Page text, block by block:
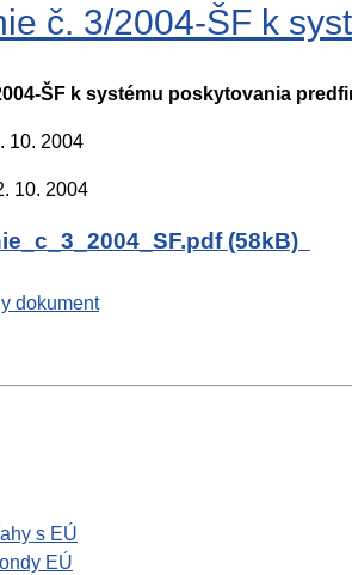
č. 3/2004-ŠF k
ŠF k systému poskytovania
10. 2004
10. 2004
(58kB)
dokument
s EÚ
EÚ